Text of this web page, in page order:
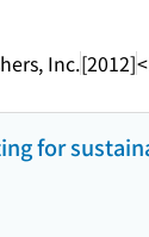
Inc.[2012]
for